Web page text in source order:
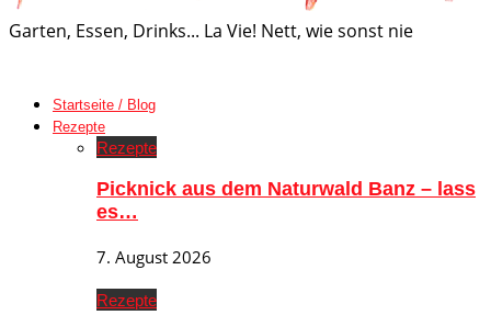
Garten, Essen, Drinks... La Vie! Nett, wie sonst nie
Startseite / Blog
Rezepte
Rezepte
Picknick aus dem Naturwald Banz – lass
es…
7. August 2026
Rezepte